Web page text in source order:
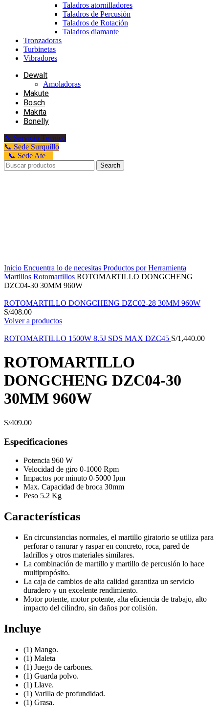
Taladros atornilladores
Taladros de Percusión
Taladros de Rotación
Taladros diamante
Tronzadoras
Turbinetas
Vibradores
Dewalt
Amoladoras
Makute
Bosch
Makita
Bonelly
🔧 Servicio Técnico
📞 Sede Surquillo
📞 Sede Ate
Search
Inicio Encuentra lo de necesitas Productos por Herramienta
Martillos Rotomartillos ROTOMARTILLO DONGCHENG
DZC04-30 30MM 960W
ROTOMARTILLO DONGCHENG DZC02-28 30MM 960W
S/408.00
Volver a productos
ROTOMARTILLO 1500W 8.5J SDS MAX DZC45 S/1,440.00
ROTOMARTILLO
DONGCHENG DZC04-30
30MM 960W
S/409.00
Especificaciones
Potencia 960 W
Velocidad de giro 0-1000 Rpm
Impactos por minuto 0-5000 Ipm
Max. Capacidad de broca 30mm
Peso 5.2 Kg
Características
En circunstancias normales, el martillo giratorio se utiliza para
perforar o ranurar y raspar en concreto, roca, pared de
ladrillos y otros materiales similares.
La combinación de martillo y martillo de percusión lo hace
multipropósito.
La caja de cambios de alta calidad garantiza un servicio
duradero y un excelente rendimiento.
Motor potente, motor potente, alta eficiencia de trabajo, alto
impacto del cilindro, sin daños por colisión.
Incluye
(1) Mango.
(1) Maleta
(1) Juego de carbones.
(1) Guarda polvo.
(1) Llave.
(1) Varilla de profundidad.
(1) Grasa.